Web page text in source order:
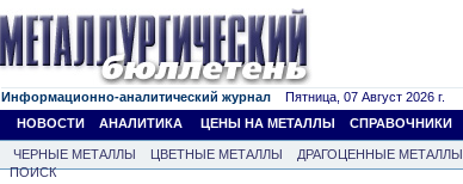
Информационно-аналитический журнал Пятница, 07 Август 2026 г.
НОВОСТИ
АНАЛИТИКА ЦЕНЫ НА МЕТАЛЛЫ СПРАВОЧНИКИ
ЧЕРНЫЕ МЕТАЛЛЫ ЦВЕТНЫЕ МЕТАЛЛЫ ДРАГОЦЕННЫЕ МЕТАЛЛЫ
ПОИСК